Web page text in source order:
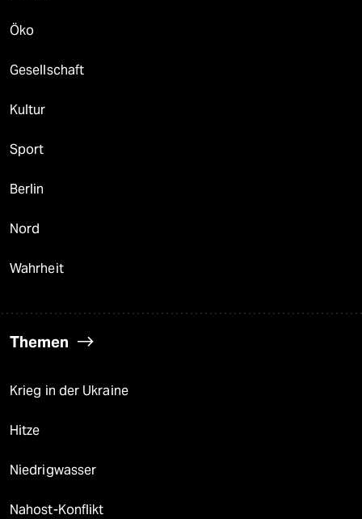
Öko
Gesellschaft
Kultur
Sport
Berlin
Nord
Wahrheit
Themen
Krieg in der Ukraine
Hitze
Niedrigwasser
Nahost-Konflikt